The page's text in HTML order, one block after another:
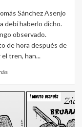
Sánchez Asenjo
debí haberlo dicho.
observado.
de hora después de
tren, han...